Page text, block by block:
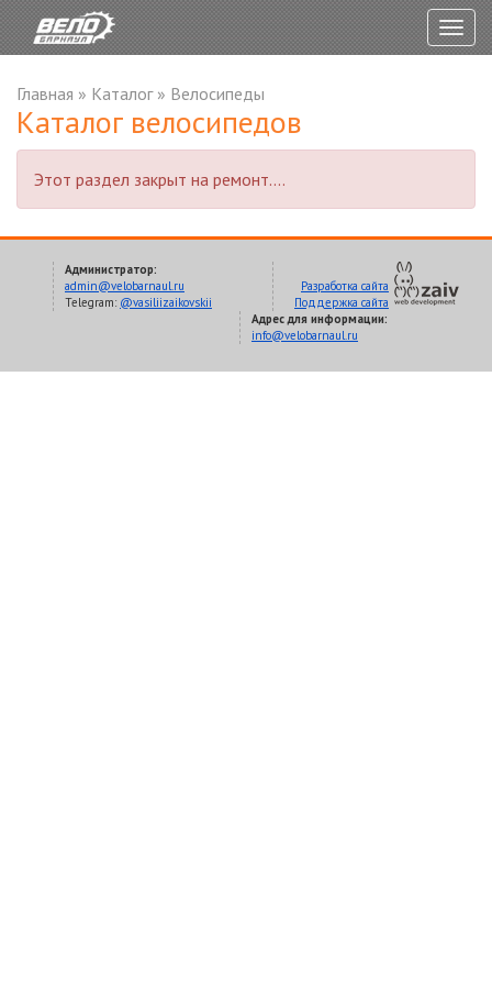
Главная » Каталог» Велосипеды
Каталог велосипедов
Этот раздел закрыт на ремонт....
Разработка сайта
Поддержка сайта
Администратор:
admin@velobarnaul.ru
Telegram: @vasiliizaikovskii
Адрес для информации:
info@velobarnaul.ru